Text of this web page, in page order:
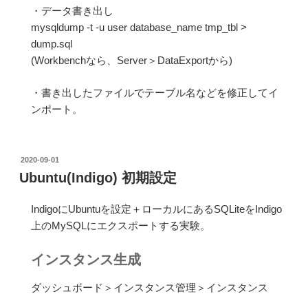
・データ書き出し
mysqldump -t -u user database_name tmp_tbl >
dump.sql
(Workbenchなら、Server＞DataExportから)
・書き出したファイルでテーブル名などを修正してイ
ンポート。
投
稿
日:
2020-09-01
Ubuntu(Indigo) 初期設定
IndigoにUbuntuを設定＋ローカルにあるSQLiteをIndigo
上のMySQLにエクスポートする実験。
インスタンス生成
ダッシュボード＞インスタンス管理＞インスタンス